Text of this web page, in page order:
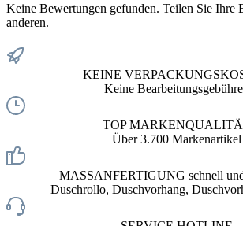
Keine Bewertungen gefunden. Teilen Sie Ihre
anderen.
KEINE
Keine
TOP
Über 3.700 Markenartikel
MASSANFERTIGUNG schnell
Duschrollo, Duschvorhang,